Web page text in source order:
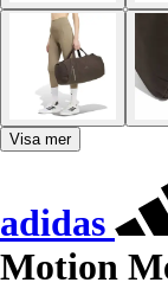
Visa mer
adidas
Motion